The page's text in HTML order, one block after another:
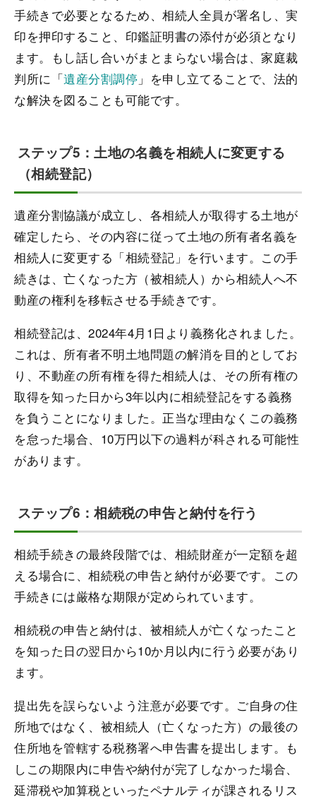
手続きで必要となるため、相続人全員が署名し、実
印を押印すること、印鑑証明書の添付が必須となり
ます。もし話し合いがまとまらない場合は、家庭裁
判所に「遺産分割調停 」を申し立てることで、法的
な解決を図ることも可能です。
ステップ5：土地の名義を相続人に変更する
（相続登記）
遺産分割協議が成立し、各相続人が取得する土地が
確定したら、その内容に従って土地の所有者名義を
相続人に変更する「相続登記」を行います。この手
続きは、亡くなった方（被相続人）から相続人へ不
動産の権利を移転させる手続きです。
相続登記は、2024年4月1日より義務化されました。
これは、所有者不明土地問題の解消を目的としてお
り、不動産の所有権を得た相続人は、その所有権の
取得を知った日から3年以内に相続登記をする義務
を負うことになりました。正当な理由なくこの義務
を怠った場合、10万円以下の過料が科される可能性
があります。
ステップ6：相続税の申告と納付を行う
相続手続きの最終段階では、相続財産が一定額を超
える場合に、相続税の申告と納付が必要です。この
手続きには厳格な期限が定められています。
相続税の申告と納付は、被相続人が亡くなったこと
を知った日の翌日から10か月以内に行う必要があり
ます。
提出先を誤らないよう注意が必要です。ご自身の住
所地ではなく、被相続人（亡くなった方）の最後の
住所地を管轄する税務署へ申告書を提出します。も
しこの期限内に申告や納付が完了しなかった場合、
延滞税や加算税といったペナルティが課されるリス